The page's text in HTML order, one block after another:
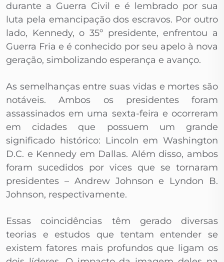
durante a Guerra Civil e é lembrado por sua
luta pela emancipação dos escravos. Por outro
lado, Kennedy, o 35º presidente, enfrentou a
Guerra Fria e é conhecido por seu apelo à nova
geração, simbolizando esperança e avanço.
As semelhanças entre suas vidas e mortes são
notáveis. Ambos os presidentes foram
assassinados em uma sexta-feira e ocorreram
em cidades que possuem um grande
significado histórico: Lincoln em Washington
D.C. e Kennedy em Dallas. Além disso, ambos
foram sucedidos por vices que se tornaram
presidentes – Andrew Johnson e Lyndon B.
Johnson, respectivamente.
Essas coincidências têm gerado diversas
teorias e estudos que tentam entender se
existem fatores mais profundos que ligam os